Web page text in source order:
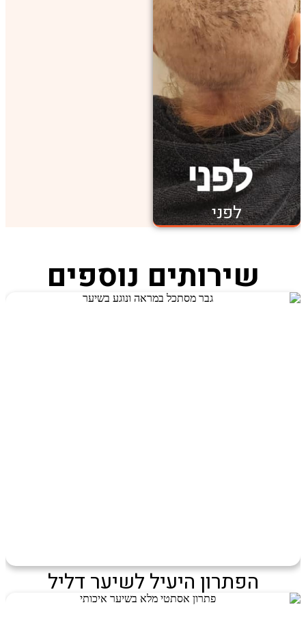
לפני
שירותים נוספים
הפתרון היעיל לשיער דליל